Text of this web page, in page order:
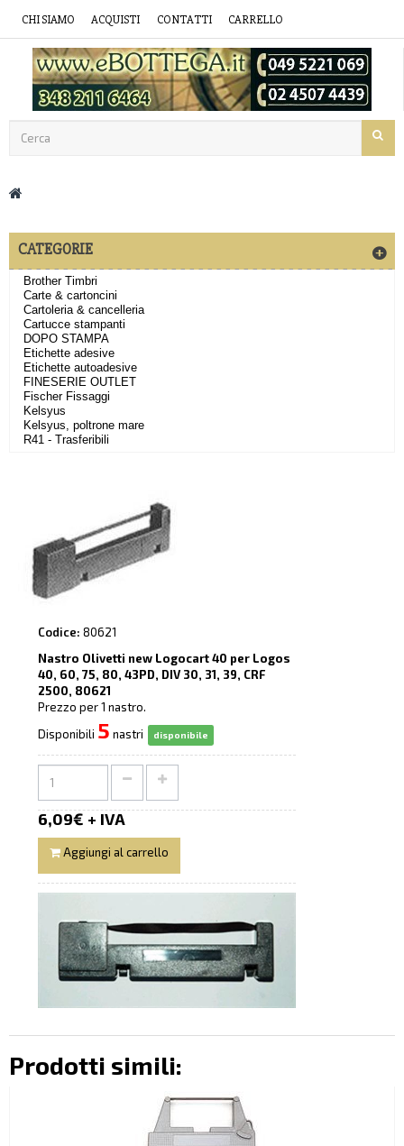
CHI SIAMO ACQUISTI CONTATTI CARRELLO
CATEGORIE
Brother Timbri
Carte & cartoncini
Cartoleria & cancelleria
Cartucce stampanti
DOPO STAMPA
Etichette adesive
Etichette autoadesive
FINESERIE OUTLET
Fischer Fissaggi
Kelsyus
Kelsyus, poltrone mare
R41 - Trasferibili
Codice: 80621
Nastro Olivetti new Logocart 40 per Logos
40, 60, 75, 80, 43PD, DIV 30, 31, 39, CRF
2500, 80621
Prezzo per 1 nastro.
Disponibili 5 nastri disponibile
6,09€ + IVA
Aggiungi al carrello
Prodotti simili: